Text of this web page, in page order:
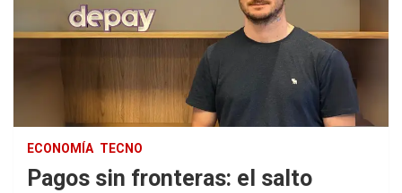
ECONOMÍA TECNO
Pagos sin fronteras: el salto